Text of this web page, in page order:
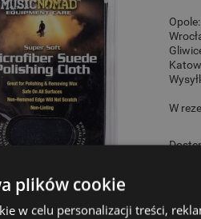
W
plików cookie
w celu personalizacji treści,